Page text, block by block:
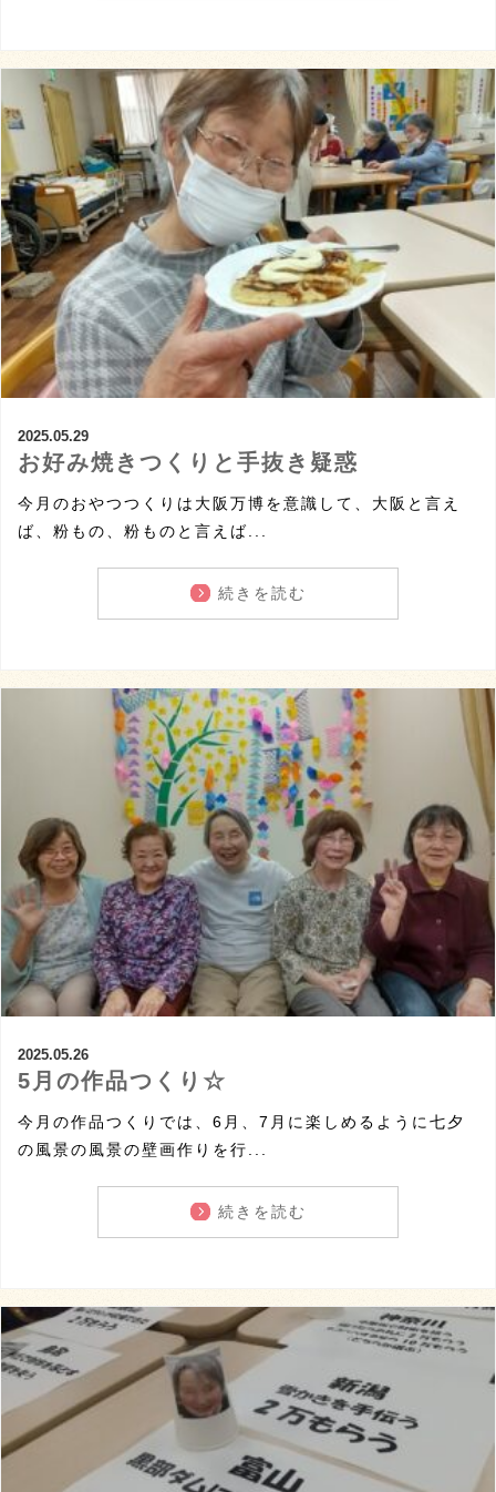
2025.05.29
お好み焼きつくりと手抜き疑惑
今月のおやつつくりは大阪万博を意識して、大阪と言え
ば、粉もの、粉ものと言えば...
続きを読む
2025.05.26
5月の作品つくり☆
今月の作品つくりでは、6月、7月に楽しめるように七夕
の風景の風景の壁画作りを行...
続きを読む